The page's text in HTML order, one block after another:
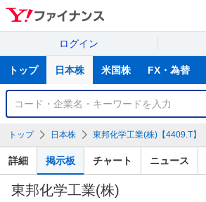
ログイン
サ
トップ 日本株 米国株 FX・為替
銘
検
索
トップ 日本株 東邦化学工業(株)【4409.T】
詳細 掲示板 チャート ニュース
東邦化学工業(株)